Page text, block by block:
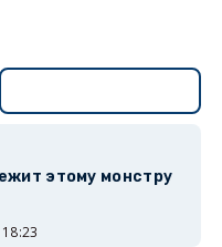
этому монстру